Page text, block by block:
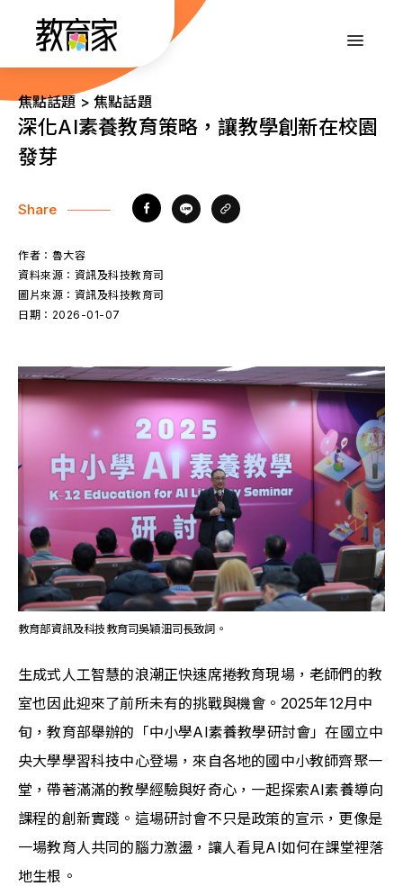
內
::: 焦點話題 > 焦點話題
深化AI素養教育策略，讓教學創新在校園
發芽
Share
作者： 魯大容
資料來源： 資訊及科技教育司
圖片來源： 資訊及科技教育司
日期： 2026-01-07
教育部資訊及科技教育司吳穎沺司長致詞。
生成式人工智慧的浪潮正快速席捲教育現場，老師們的教
室也因此迎來了前所未有的挑戰與機會。2025年12月中
旬，教育部舉辦的「中小學AI素養教學研討會」在國立中
央大學學習科技中心登場，來自各地的國中小教師齊聚一
堂，帶著滿滿的教學經驗與好奇心，一起探索AI素養導向
課程的創新實踐。這場研討會不只是政策的宣示，更像是
一場教育人共同的腦力激盪，讓人看見AI如何在課堂裡落
地生根。